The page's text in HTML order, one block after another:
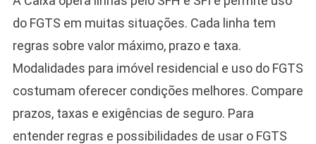
do FGTS em muitas situações. Cada linha tem
regras sobre valor máximo, prazo e taxa.
Modalidades para imóvel residencial e uso do FGTS
costumam oferecer condições melhores. Compare
prazos, taxas e exigências de seguro. Para
entender regras e possibilidades de usar o FGTS